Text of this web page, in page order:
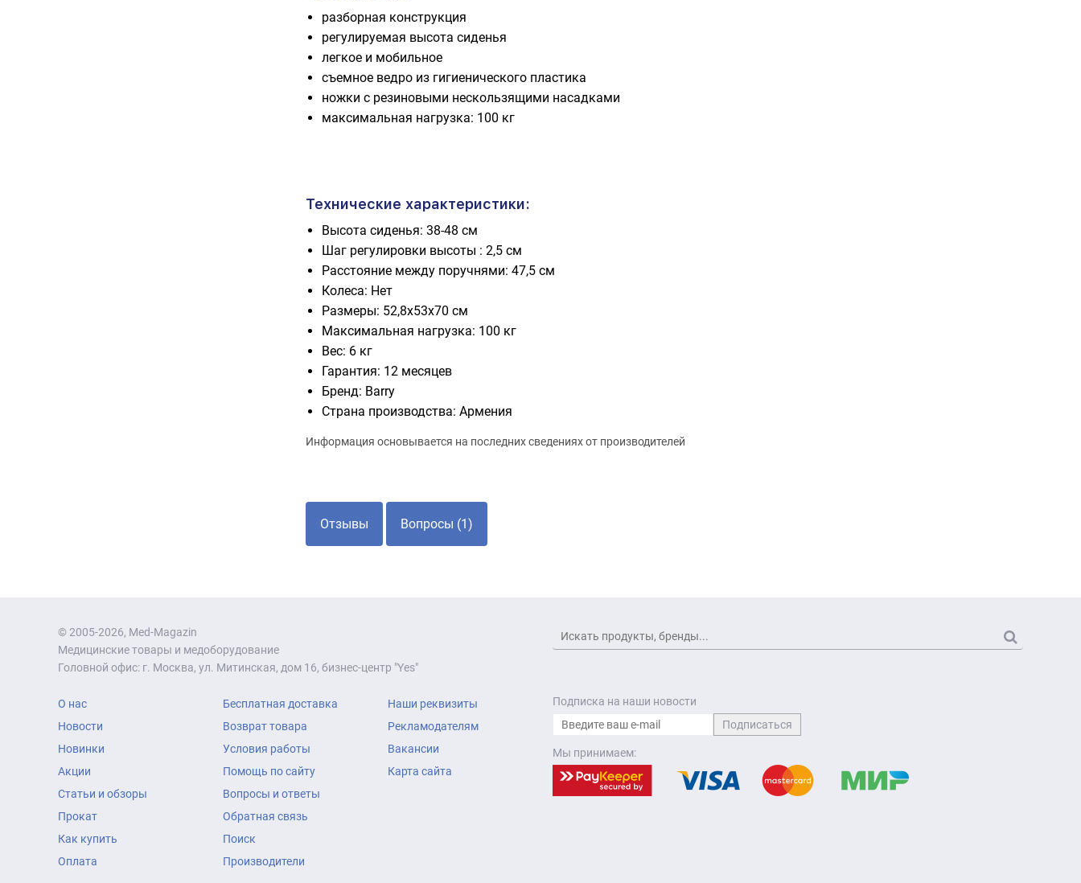
разборная конструкция
регулируемая высота сиденья
легкое и мобильное
съемное ведро из гигиенического пластика
ножки с резиновыми нескользящими насадками
максимальная нагрузка: 100 кг
Технические характеристики:
Высота сиденья: 38-48 см
Шаг регулировки высоты : 2,5 см
Расстояние между поручнями: 47,5 см
Колеса: Нет
Размеры: 52,8х53х70 см
Максимальная нагрузка: 100 кг
Вес: 6 кг
Гарантия: 12 месяцев
Бренд: Barry
Страна производства: Армения
Информация основывается на последних сведениях от производителей
Отзывы Вопросы (1)
© 2005-2026, Med-Magazin
Медицинские товары и медоборудование
Головной офис: г. Москва, ул. Митинская, дом 16, бизнес-центр "Yes"
О нас
Новости
Новинки
Акции
Статьи и обзоры
Прокат
Как купить
Оплата
Бесплатная доставка
Возврат товара
Условия работы
Помощь по сайту
Вопросы и ответы
Обратная связь
Поиск
Производители
Наши реквизиты
Рекламодателям
Вакансии
Карта сайта
Подписка на наши новости
Мы принимаем: